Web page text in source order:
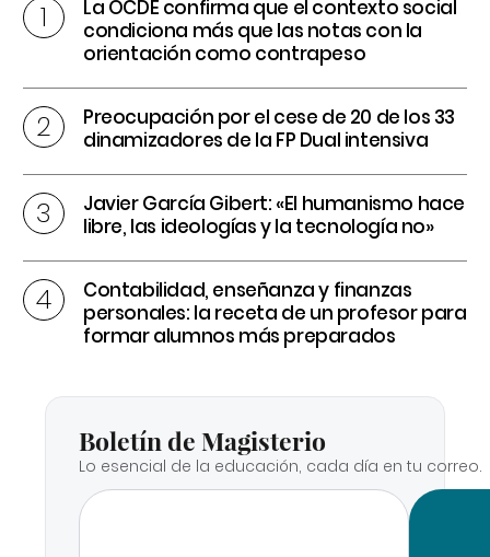
La OCDE confirma que el contexto social
condiciona más que las notas con la
orientación como contrapeso
Preocupación por el cese de 20 de los 33
dinamizadores de la FP Dual intensiva
Javier García Gibert: «El humanismo hace
libre, las ideologías y la tecnología no»
Contabilidad, enseñanza y finanzas
personales: la receta de un profesor para
formar alumnos más preparados
Boletín de Magisterio
Lo esencial de la educación, cada día en tu correo.